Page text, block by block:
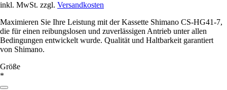
inkl. MwSt. zzgl. Versandkosten
Maximieren Sie Ihre Leistung mit der Kassette Shimano CS-HG41-7,
die für einen reibungslosen und zuverlässigen Antrieb unter allen
Bedingungen entwickelt wurde. Qualität und Haltbarkeit garantiert
von Shimano.
Größe
*